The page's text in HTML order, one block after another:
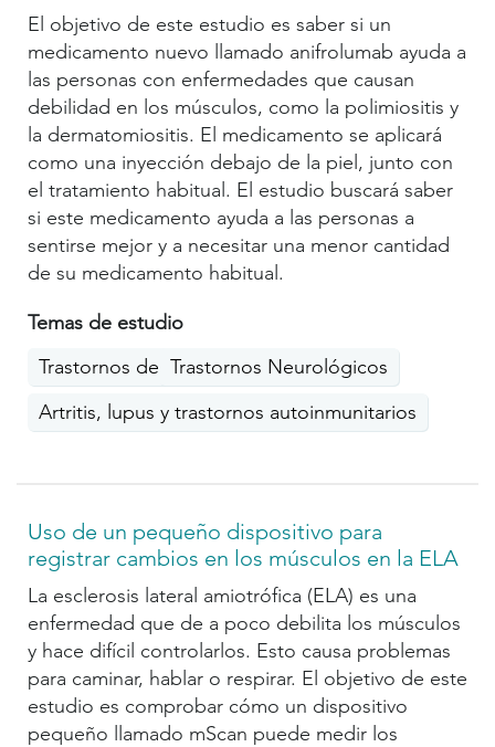
El objetivo de este estudio es saber si un
medicamento nuevo llamado anifrolumab ayuda a
las personas con enfermedades que causan
debilidad en los músculos, como la polimiositis y
la dermatomiositis. El medicamento se aplicará
como una inyección debajo de la piel, junto con
el tratamiento habitual. El estudio buscará saber
si este medicamento ayuda a las personas a
sentirse mejor y a necesitar una menor cantidad
de su medicamento habitual.
Temas de estudio
Trastornos del movimientoTrastornos Neurológicos
Artritis, lupus y trastornos autoinmunitarios
Uso de un pequeño dispositivo para
registrar cambios en los músculos en la ELA
La esclerosis lateral amiotrófica (ELA) es una
enfermedad que de a poco debilita los músculos
y hace difícil controlarlos. Esto causa problemas
para caminar, hablar o respirar. El objetivo de este
estudio es comprobar cómo un dispositivo
pequeño llamado mScan puede medir los